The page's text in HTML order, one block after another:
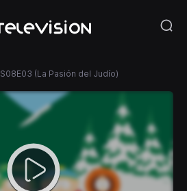
S08E03 (La Pasión del Judío)